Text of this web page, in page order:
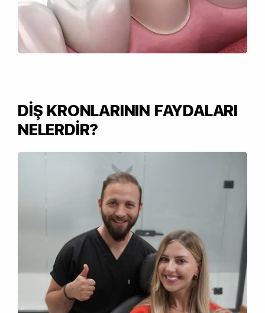
DİŞ KRONLARININ FAYDALARI
NELERDİR?